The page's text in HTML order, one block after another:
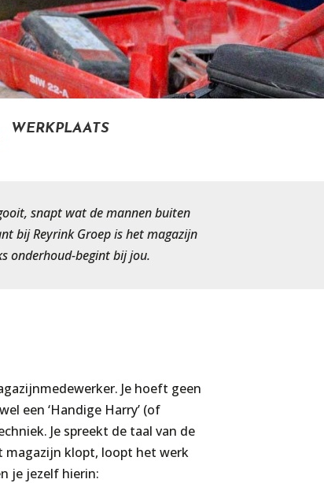
WERKPLAATS
snapt wat de mannen buiten
bij Reyrink Groep is het magazijn
onderhoud-begint bij jou.
Je hoeft geen
een ‘Handige Harry’ (of
Je spreekt de taal van de
magazijn klopt, loopt het werk
je jezelf hierin: